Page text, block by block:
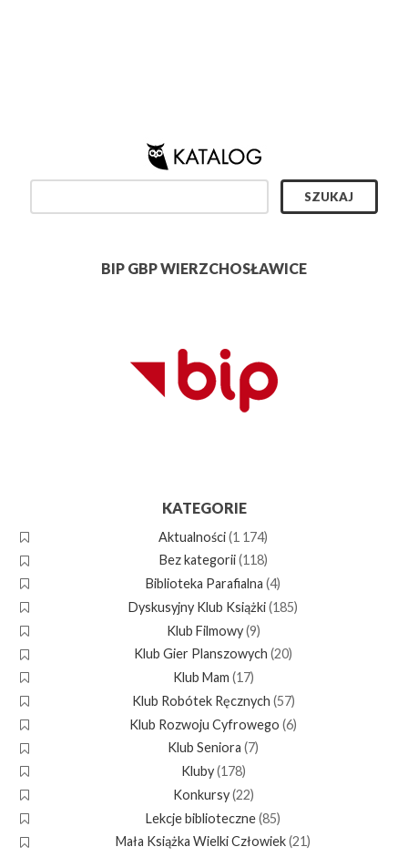
BIP GBP WIERZCHOSŁAWICE
KATEGORIE
Aktualności(1 174)
Bez kategorii(118)
Biblioteka Parafialna (4)
Dyskusyjny Klub Książki(185)
Klub Filmowy(9)
Klub Gier Planszowych (20)
Klub Mam (17)
Klub Robótek Ręcznych (57)
Klub Rozwoju Cyfrowego (6)
Klub Seniora (7)
Kluby(178)
Konkursy(22)
Lekcje biblioteczne(85)
Mała Książka Wielki Człowiek(21)